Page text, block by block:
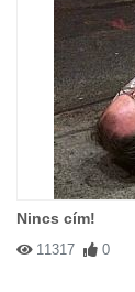
Nincs cím!
11317 0